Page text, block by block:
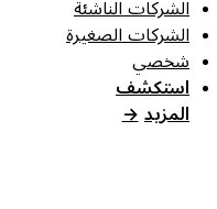
الشركات الناشئة
الشركات الصغيرة
شخصي
استكشف
المزيد →